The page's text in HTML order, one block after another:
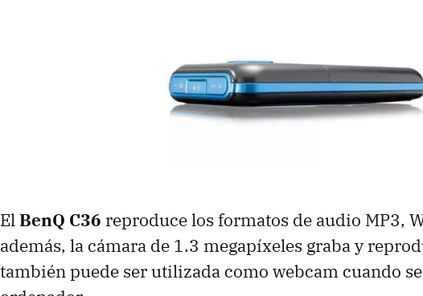
El BenQ C36 reproduce los formatos de audio MP3,
además, la cámara de 1.3 megapíxeles graba y
también puede ser utilizada como webcam cuando